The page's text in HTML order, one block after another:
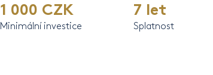
1 000 CZK
Minimální investice
7 let
Splatnost